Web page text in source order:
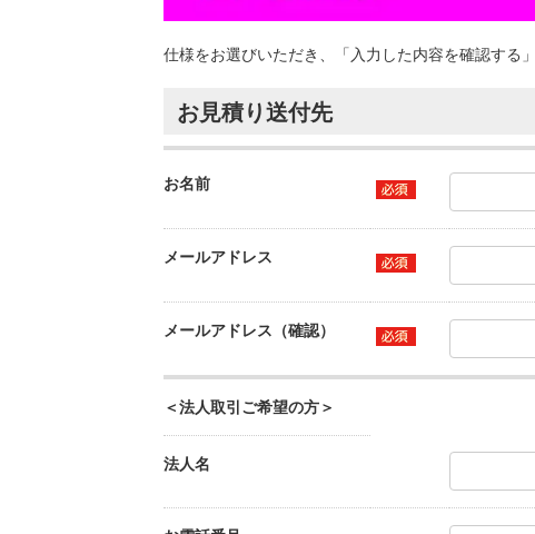
仕様をお選びいただき、「入力した内容を確認する
お見積り送付先
お名前
メールアドレス
メールアドレス（確認）
＜法人取引ご希望の方＞
法人名